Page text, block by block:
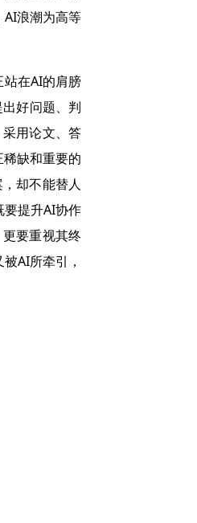
AI浪潮为高等
站在AI的肩膀
好问题、判
用论文、答
缺和重要的
却不能替人
要提升AI协作
要重视其终
AI所牵引，